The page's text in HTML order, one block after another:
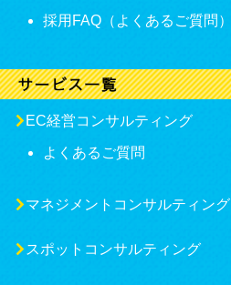
採用FAQ（よくあるご質問）
EC経営コンサルティング
よくあるご質問
マネジメントコンサルティング
スポットコンサルティング